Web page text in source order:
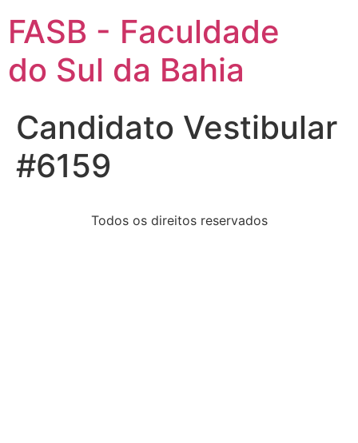
FASB - Faculdade
do Sul da Bahia
Candidato Vestibular
#6159
Todos os direitos reservados